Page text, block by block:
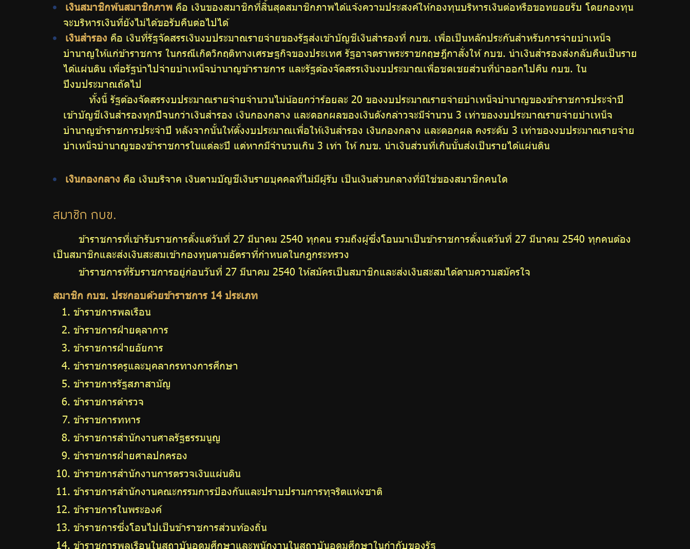
เงินสมาชิกพ้นสมาชิกภาพ คือ เงินของสมาชิกที่สิ้นสุดสมาชิกภาพได้แจ้งความประสงค์ให้กองทุนบริหารเงินต่อหรือขอทยอยรับ โดยกองทุน
จะบริหารเงินที่ยังไม่ได้ขอรับคืนต่อไปได้
เงินสำรอง คือ เงินที่รัฐจัดสรรเงินงบประมาณรายจ่ายของรัฐส่งเข้าบัญชีเงินสำรองที่ กบข. เพื่อเป็นหลักประกันสำหรับการจ่ายบำเหน็จ
บำนาญให้แก่ข้าราชการ ในกรณีเกิดวิกฤติทางเศรษฐกิจของประเทศ รัฐอาจตราพระราชกฤษฎีกาสั่งให้ กบข. นำเงินสำรองส่งกลับคืนเป็นราย
ได้แผ่นดิน เพื่อรัฐนำไปจ่ายบำเหน็จบำนาญข้าราชการ และรัฐต้องจัดสรรเงินงบประมาณเพื่อชดเชยส่วนที่นำออกไปคืน กบข. ใน
ปีงบประมาณถัดไป
ทั้งนี้ รัฐต้องจัดสรรงบประมาณรายจ่ายจำนวนไม่น้อยกว่าร้อยละ 20 ของงบประมาณรายจ่ายบำเหน็จบำนาญของข้าราชการประจำปี
เข้าบัญชีเงินสำรองทุกปีจนกว่าเงินสำรอง เงินกองกลาง และดอกผลของเงินดังกล่าวจะมีจำนวน 3 เท่าของงบประมาณรายจ่ายบำเหน็จ
บำนาญข้าราชการประจำปี หลังจากนั้นให้ตั้งงบประมาณเพื่อให้เงินสำรอง เงินกองกลาง และดอกผล คงระดับ 3 เท่าของงบประมาณรายจ่าย
บำเหน็จบำนาญของข้าราชการในแต่ละปี แต่หากมีจำนวนเกิน 3 เท่า ให้ กบข. นำเงินส่วนที่เกินนั้นส่งเป็นรายได้แผ่นดิน
เงินกองกลาง คือ เงินบริจาค เงินตามบัญชีเงินรายบุคคลที่ไม่มีผู้รับ เป็นเงินส่วนกลางที่มิใช่ของสมาชิกคนใด
สมาชิก กบข.
ข้าราชการที่เข้ารับราชการตั้งแต่วันที่ 27 มีนาคม 2540 ทุกคน รวมถึงผู้ซึ่งโอนมาเป็นข้าราชการตั้งแต่วันที่ 27 มีนาคม 2540 ทุกคนต้อง
เป็นสมาชิกและส่งเงินสะสมเข้ากองทุนตามอัตราที่กำหนดในกฎกระทรวง
ข้าราชการที่รับราชการอยู่ก่อนวันที่ 27 มีนาคม 2540 ให้สมัครเป็นสมาชิกและส่งเงินสะสมได้ตามความสมัครใจ
สมาชิก กบข. ประกอบด้วยข้าราชการ 14 ประเภท
ข้าราชการพลเรือน
ข้าราชการฝ่ายตุลาการ
ข้าราชการฝ่ายอัยการ
ข้าราชการครูและบุคลากรทางการศึกษา
ข้าราชการรัฐสภาสามัญ
ข้าราชการตำรวจ
ข้าราชการทหาร
ข้าราชการสำนักงานศาลรัฐธรรมนูญ
ข้าราชการฝ่ายศาลปกครอง
ข้าราชการสำนักงานการตรวจเงินแผ่นดิน
ข้าราชการสำนักงานคณะกรรมการป้องกันและปราบปรามการทุจริตแห่งชาติ
ข้าราชการในพระองค์
ข้าราชการซึ่งโอนไปเป็นข้าราชการส่วนท้องถิ่น
ข้าราชการพลเรือนในสถาบันอุดมศึกษาและพนักงานในสถาบันอุดมศึกษาในกำกับของรัฐ